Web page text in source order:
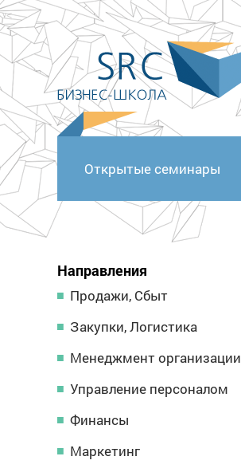
<
Открытые семинары
Направления
Продажи, Сбыт
Закупки, Логистика
Менеджмент организации
Управление персоналом
Финансы
Маркетинг